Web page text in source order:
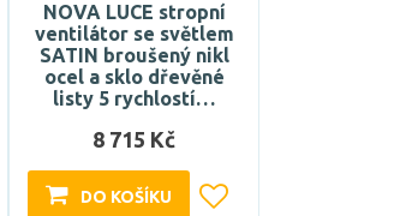
NOVA LUCE stropní
ventilátor se světlem
SATIN broušený nikl
ocel a sklo dřevěné
listy 5 rychlostí…
8 715 Kč
DO KOŠÍKU